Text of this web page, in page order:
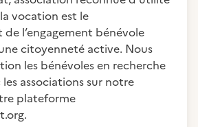
vocation est le
l’engagement bénévole
citoyenneté active. Nous
les bénévoles en recherche
associations sur notre
plateforme